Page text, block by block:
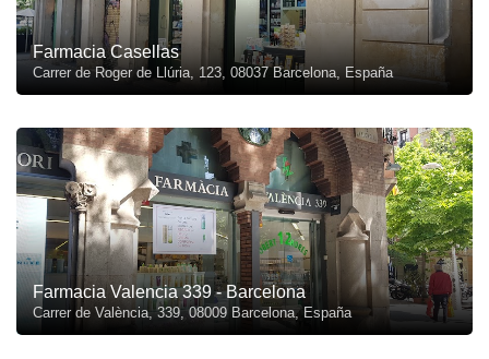
Farmacia Casellas
Carrer de Roger de Llúria, 123, 08037 Barcelona, España
Farmacia Valencia 339 - Barcelona
Carrer de València, 339, 08009 Barcelona, España